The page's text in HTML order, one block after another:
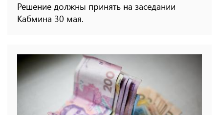
Решение должны принять на заседании
Кабмина 30 мая.